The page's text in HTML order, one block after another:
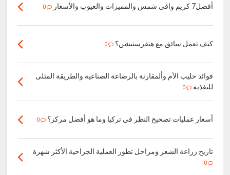
أفضل7 كريم واقي شمس والمميزات والعيوب والأسعار 0
كيف تعمل سائق مع هنقرستيشن؟ 0
فوائد حليب الأم وألمقارنة بالرضاعة الصناعية والطريقة المثلى
للتغذية
0
أسعار عمليات تصحيح النظر في تركيا وما هو أفضل مركز؟ 0
تاريخ زراعة الشعر ومراحل تطور العملية الجراحية الأكثر شهرة
0